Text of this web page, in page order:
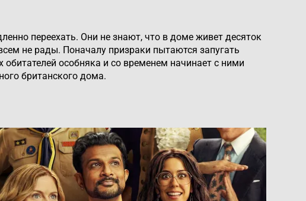
переехать. Они не знают, что в доме живет десяток
не рады. Поначалу призраки пытаются запугать
особняка и со временем начинает с ними
британского дома.